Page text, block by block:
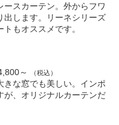
スカーテン。外からフワ
出します。リーネシリーズ
もオススメです。
～ （税込）
きな窓でも美しい。インポ
が、オリジナルカーテンだ